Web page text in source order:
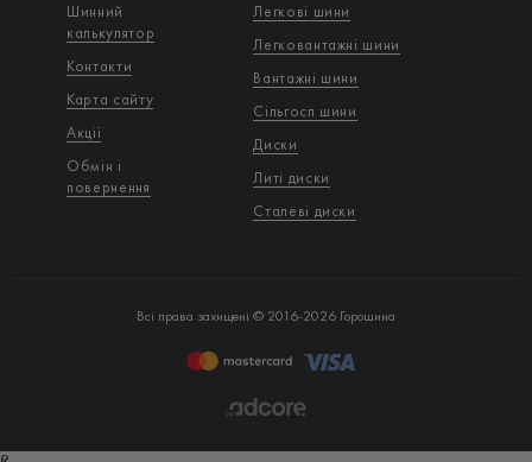
Шинний
калькулятор
Контакти
Карта сайту
Акції
Обмін і
повернення
Легкові шини
Легковантажнi шини
Вантажнi шини
Сільгосп шини
Диски
Литі диски
Сталеві диски
Всі права захищені © 2016-2026 Горошина